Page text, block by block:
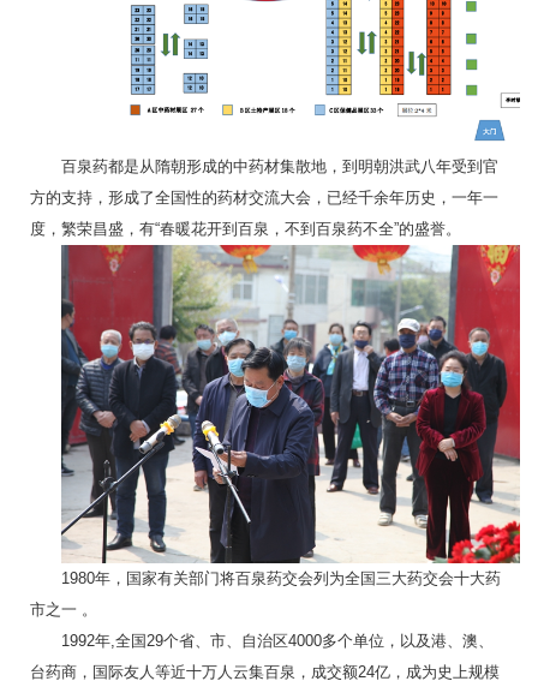
百泉药都是从隋朝形成的中药材集散地，到明朝洪武八年受到官
方的支持，形成了全国性的药材交流大会，已经千余年历史，一年一
度，繁荣昌盛，有“春暖花开到百泉，不到百泉药不全”的盛誉。
1980年，国家有关部门将百泉药交会列为全国三大药交会十大药
市之一 。
1992年,全国29个省、市、自治区4000多个单位，以及港、澳、
台药商，国际友人等近十万人云集百泉，成交额24亿，成为史上规模